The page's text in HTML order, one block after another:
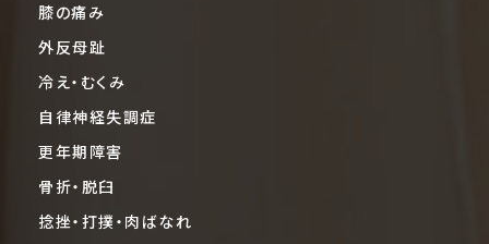
膝の痛み
外反母趾
冷え・むくみ
自律神経失調症
更年期障害
骨折・脱臼
捻挫・打撲・肉ばなれ